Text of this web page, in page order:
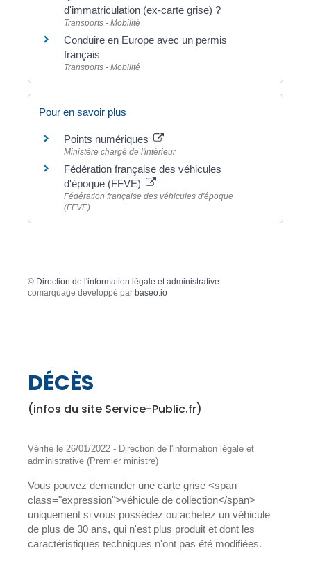
d'immatriculation (ex-carte grise) ?
Transports - Mobilité
Conduire en Europe avec un permis
français
Transports - Mobilité
Pour en savoir plus
Points numériques
Ministère chargé de l'intérieur
Fédération française des véhicules
d'époque (FFVE)
Fédération française des véhicules d'époque
(FFVE)
© Direction de l'information légale et administrative
comarquage developpé par baseo.io
DÉCÈS
(infos du site Service-Public.fr)
Vérifié le 26/01/2022 - Direction de l'information légale et
administrative (Premier ministre)
Vous pouvez demander une carte grise <span
class="expression">véhicule de collection</span>
uniquement si vous possédez ou achetez un véhicule
de plus de 30 ans, qui n'est plus produit et dont les
caractéristiques techniques n'ont pas été modifiées.